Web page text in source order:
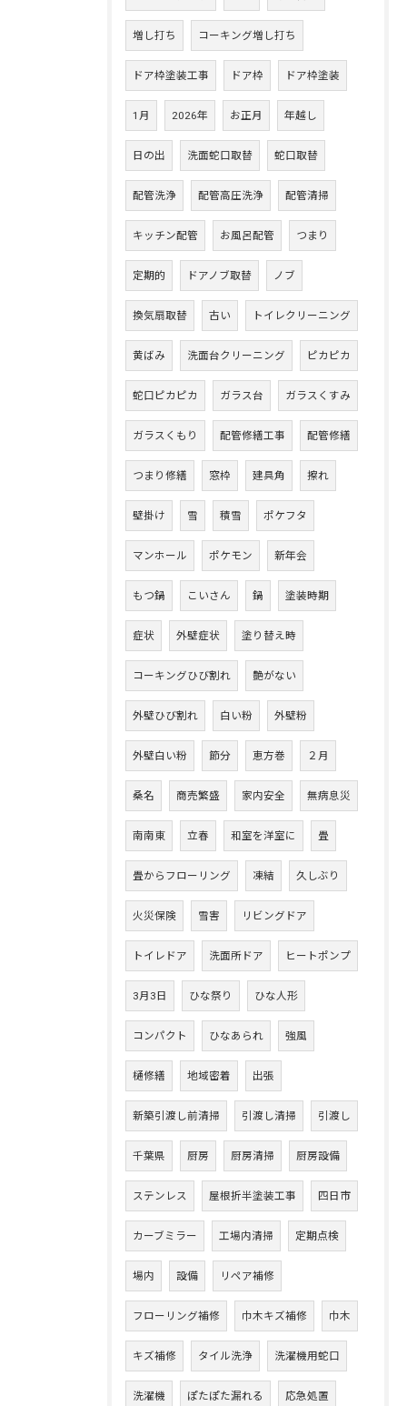
増し打ち コーキング増し打ち
ドア枠塗装工事 ドア枠 ドア枠塗装
1月 2026年 お正月 年越し
日の出 洗面蛇口取替 蛇口取替
配管洗浄 配管高圧洗浄 配管清掃
キッチン配管 お風呂配管 つまり
定期的 ドアノブ取替 ノブ
換気扇取替 古い トイレクリーニング
黄ばみ 洗面台クリーニング ピカピカ
蛇口ピカピカ ガラス台 ガラスくすみ
ガラスくもり 配管修繕工事 配管修繕
つまり修繕 窓枠 建具角 擦れ
壁掛け 雪 積雪 ポケフタ
マンホール ポケモン 新年会
もつ鍋 こいさん 鍋 塗装時期
症状 外壁症状 塗り替え時
コーキングひび割れ 艶がない
外壁ひび割れ 白い粉 外壁粉
外壁白い粉 節分 恵方巻 ２月
桑名 商売繁盛 家内安全 無病息災
南南東 立春 和室を洋室に 畳
畳からフローリング 凍結 久しぶり
火災保険 雪害 リビングドア
トイレドア 洗面所ドア ヒートポンプ
3月3日 ひな祭り ひな人形
コンパクト ひなあられ 強風
樋修繕 地域密着 出張
新築引渡し前清掃 引渡し清掃 引渡し
千葉県 厨房 厨房清掃 厨房設備
ステンレス 屋根折半塗装工事 四日市
カーブミラー 工場内清掃 定期点検
場内 設備 リペア補修
フローリング補修 巾木キズ補修 巾木
キズ補修 タイル洗浄 洗濯機用蛇口
洗濯機 ぽたぽた漏れる 応急処置